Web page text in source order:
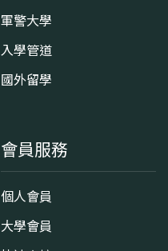
軍警大學
入學管道
國外留學
會員服務
個人會員
大學會員